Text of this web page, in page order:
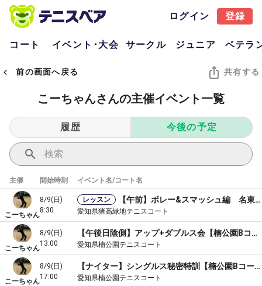
ログイン 登録
コート イベント･大会 サークル ジュニア ベテラ
前の画面へ戻る 共有する
こーちゃんさんの主催イベント一覧
履歴 今後の予定
主催 開始時刻 イベント名/コート名
こーちゃん
8/9(日)
8:30
レッスン 【午前】ボレー&スマッシュ編 名東区 猪高緑地テニスAコート🎾
愛知県猪高緑地テニスコート
こーちゃん
8/9(日)
13:00
【午後日陰側】アップ+ダブルス会【楠公園Bコート】
愛知県楠公園テニスコート
こーちゃん
8/9(日)
17:00
【ナイター】シングルス秘密特訓【楠公園Bコート】
愛知県楠公園テニスコート